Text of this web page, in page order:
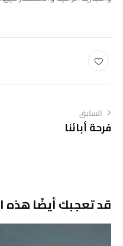
السابق
فرحة أبائنا
قد تعجبك أيضًا هذه